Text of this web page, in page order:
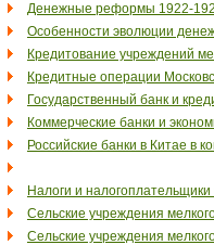
Денежные реформы 1922-
Особенности эволюции
Кредитование учреждений
Кредитные операции
Государственный банк и
Коммерческие банки и
Российские банки в Китае в
Налоги и
Сельские учреждения
Сельские учреждения